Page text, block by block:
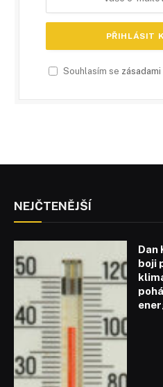
Souhlasím se
NEJČTENĚJŠÍ
Dan
boji